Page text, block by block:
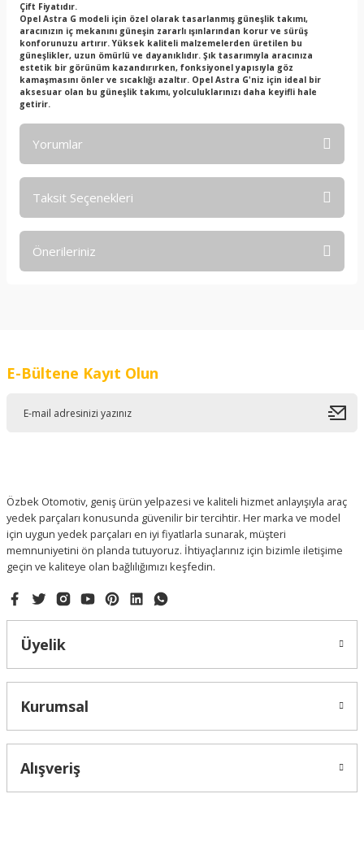
Çift Fiyatıdır.
Opel Astra G modeli için özel olarak tasarlanmış güneşlik takımı,
aracınızın iç mekanını güneşin zararlı ışınlarından korur ve sürüş
konforunuzu artırır. Yüksek kaliteli malzemelerden üretilen bu
güneşlikler, uzun ömürlü ve dayanıklıdır. Şık tasarımıyla aracınıza
estetik bir görünüm kazandırırken, fonksiyonel yapısıyla göz
kamaşmasını önler ve sıcaklığı azaltır. Opel Astra G'niz için ideal bir
aksesuar olan bu güneşlik takımı, yolculuklarınızı daha keyifli hale
getirir.
Yorumlar
Taksit Seçenekleri
Önerileriniz
Ürün resmi kalitesiz, bozuk veya görüntülenemiyor.
Gönder
E-Bültene Kayıt Olun
Özbek Otomotiv, geniş ürün yelpazesi ve kaliteli hizmet anlayışıyla araç
yedek parçaları konusunda güvenilir bir tercihtir. Her marka ve model
için uygun yedek parçaları en iyi fiyatlarla sunarak, müşteri
memnuniyetini ön planda tutuyoruz. İhtiyaçlarınız için bizimle iletişime
geçin ve kaliteye olan bağlılığımızı keşfedin.
Üyelik
Kurumsal
Alışveriş